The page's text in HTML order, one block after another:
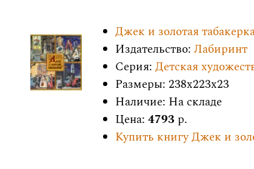
Джек и золотая
Издательство: Лабиринт
Серия: Детская
Размеры: 238x223x23
Наличие: На складе
Цена: 4793 р.
Купить книгу Джек и